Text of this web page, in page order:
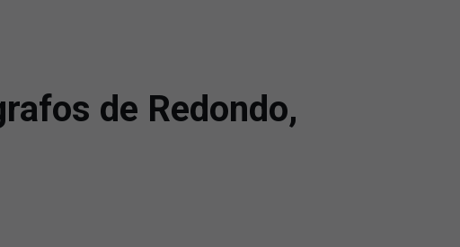
de Redondo,